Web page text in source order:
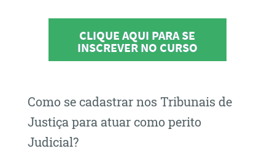
CLIQUE AQUI PARA SE
INSCREVER NO CURSO
Como se cadastrar nos Tribunais de
Justiça para atuar como perito
Judicial?